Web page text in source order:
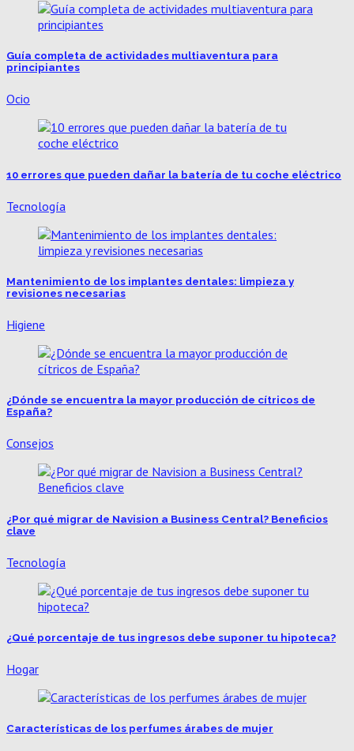
Guía completa de actividades multiaventura para
principiantes
Ocio
10 errores que pueden dañar la batería de tu coche eléctrico
Tecnología
Mantenimiento de los implantes dentales: limpieza y
revisiones necesarias
Higiene
¿Dónde se encuentra la mayor producción de cítricos de
España?
Consejos
¿Por qué migrar de Navision a Business Central? Beneficios
clave
Tecnología
¿Qué porcentaje de tus ingresos debe suponer tu hipoteca?
Hogar
Características de los perfumes árabes de mujer